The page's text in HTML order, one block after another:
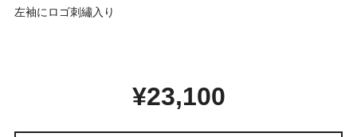
左袖にロゴ刺繡入り
¥23,100